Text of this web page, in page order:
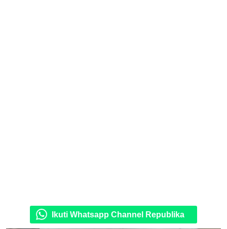
Ikuti Whatsapp Channel Republika